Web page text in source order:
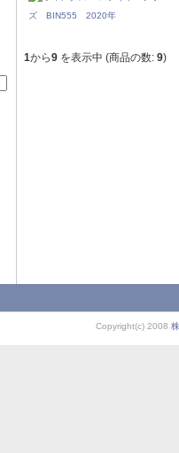
1から9 を表示中 (商品の数: 9)
Copyright(c) 2008